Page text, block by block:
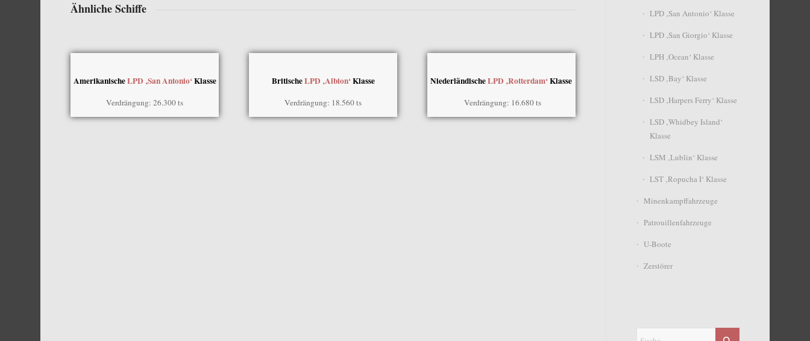
Ähnliche Schiffe
AmerikanischeLPD ‚San Antonio‘Klasse
Verdrängung: 26.300 ts
BritischeLPD ‚Albion‘Klasse
Verdrängung: 18.560 ts
NiederländischeLPD ‚Rotterdam‘Klasse
Verdrängung: 16.680 ts
LPD ‚San Antonio‘ Klasse
LPD ‚San Giorgio‘ Klasse
LPH ‚Ocean‘ Klasse
LSD ‚Bay‘ Klasse
LSD ‚Harpers Ferry‘ Klasse
LSD ‚Whidbey Island‘
Klasse
LSM ‚Lublin‘ Klasse
LST ‚Ropucha I‘ Klasse
Minenkampffahrzeuge
Patrouillenfahrzeuge
U-Boote
Zerstörer